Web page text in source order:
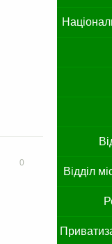
0
Відділ